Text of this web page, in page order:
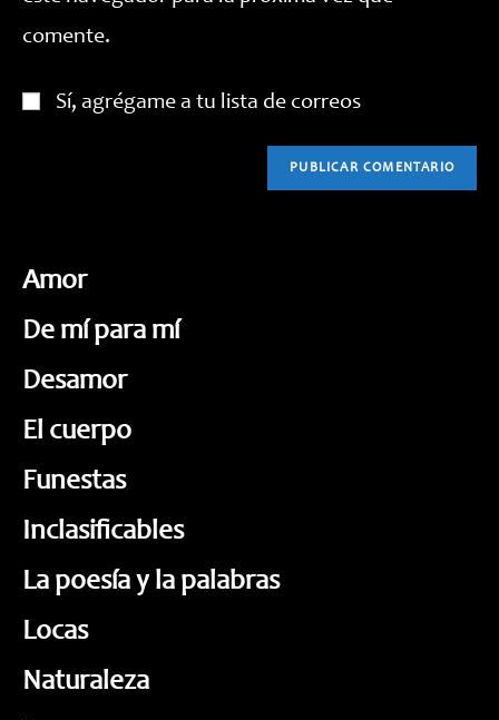
comente.
Sí, agrégame a tu lista de correos
Amor
De mí para mí
Desamor
El cuerpo
Funestas
Inclasificables
La poesía y la palabras
Locas
Naturaleza